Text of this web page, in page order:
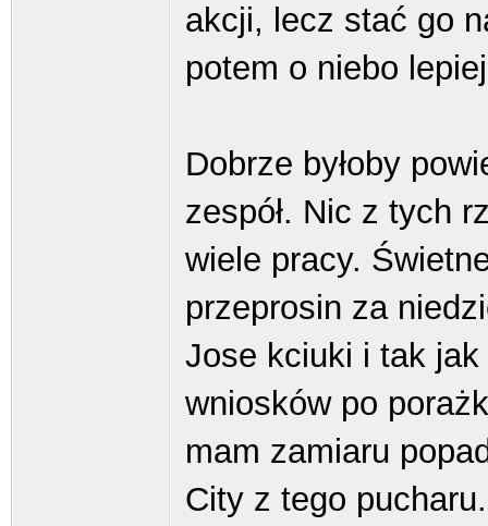
akcji, lecz stać go
potem o niebo
Dobrze byłoby
zespół. Nic z tych
wiele pracy.
przeprosin za
Jose kciuki i tak
wniosków po
mam zamiaru
City z tego pucharu.